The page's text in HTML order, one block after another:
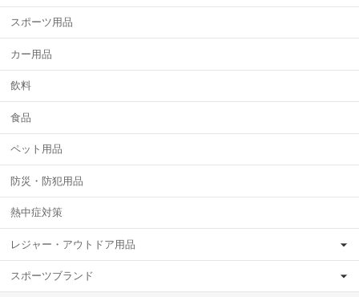
スポーツ用品
カー用品
飲料
食品
ペット用品
防災・防犯用品
熱中症対策
レジャー・アウトドア用品
スポーツブランド